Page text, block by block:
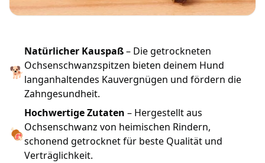
🐕
Natürlicher Kauspaß– Die getrockneten
Ochsenschwanzspitzen bieten deinem Hund
langanhaltendes Kauvergnügen und fördern die
Zahngesundheit.
🍖
Hochwertige Zutaten – Hergestellt aus
Ochsenschwanz von heimischen Rindern,
schonend getrocknet für beste Qualität und
Verträglichkeit.